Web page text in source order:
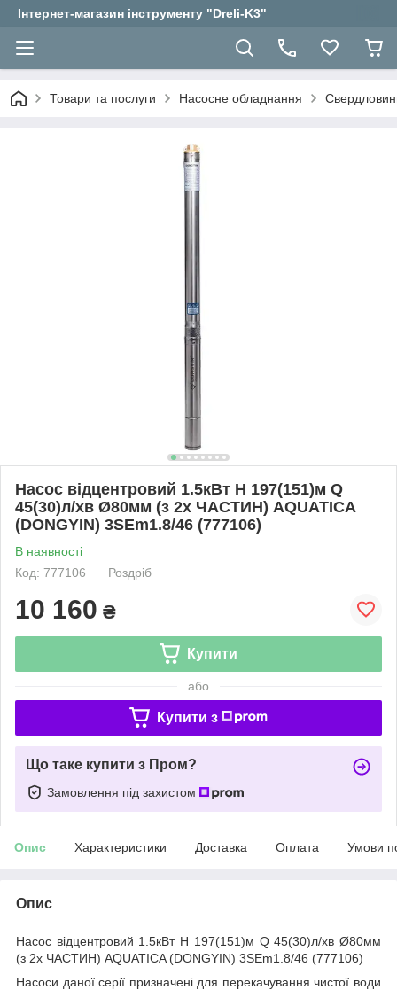
Інтернет-магазин інструменту "Dreli-K3"
Товари та послуги Насосне обладнання
Насос відцентровий 1.5кВт H 197(151)м Q
45(30)л/хв Ø80мм (з 2х ЧАСТИН) AQUATICA
(DONGYIN) 3SEm1.8/46 (777106)
В наявності
Код: 777106
Роздріб
10 160 ₴
Купити
або
Купити з
Що таке купити з Пром?
Замовлення під захистом
Опис Характеристики Доставка Оплата Умови
Опис
Насос відцентровий 1.5кВт H 197(151)м Q 45(30)л/хв Ø80мм
(з 2х ЧАСТИН) AQUATICA (DONGYIN) 3SEm1.8/46 (777106)
Насоси даної серії призначені для перекачування чистої води